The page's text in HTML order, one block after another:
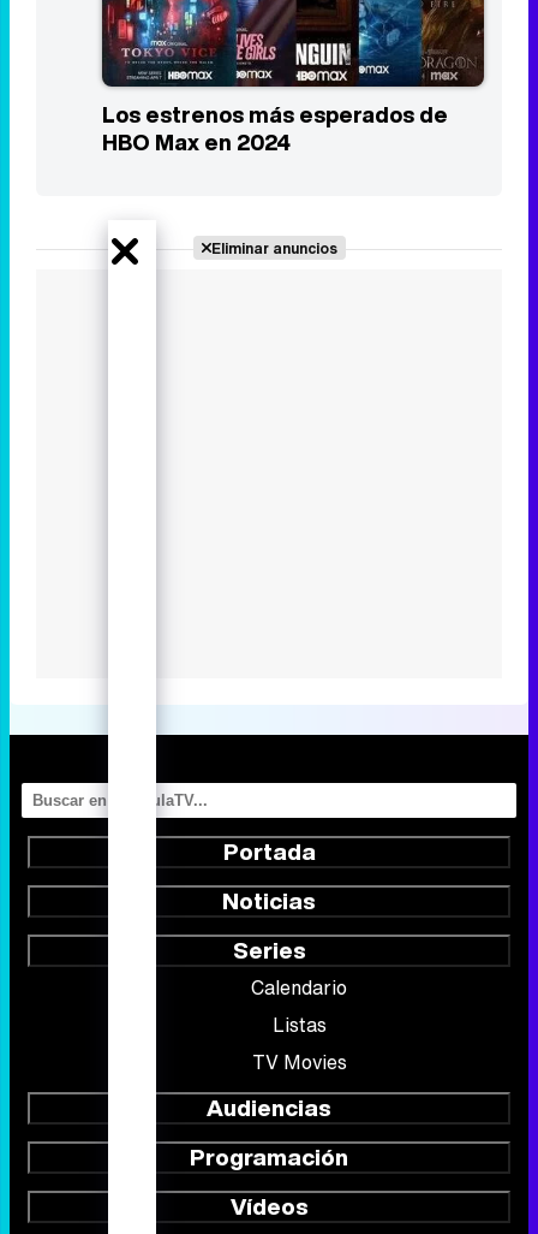
Los estrenos más esperados de
Prime Video en 2024
Portada
Noticias
Series